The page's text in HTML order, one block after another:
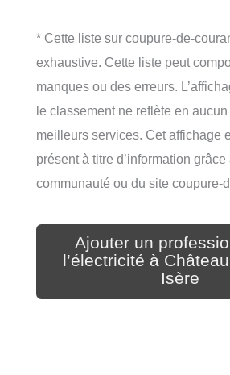
* Cette liste sur coupure-de-
exhaustive. Cette liste peut
manques ou des erreurs.
le classement ne reflète en
meilleurs services. Cet affichage
présent à titre d’information grâce
communauté ou du site coupure-
Ajouter un
l’électricité à
Isère